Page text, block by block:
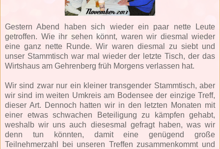
Gestern Abend haben sich wieder ein paar nette Leute
getroffen. Wie ihr sehen könnt, waren wir diesmal wieder
eine ganz nette Runde. Wir waren diesmal zu siebt und
unser Stammtisch war mal wieder der letzte Tisch, der das
Wirtshaus am Gehrenberg früh Morgens verlassen hat.
Wir sind zwar nur ein kleiner transgender Stammtisch, aber
wir sind im weiten Umkreis am Bodensee der einzige Treff,
dieser Art. Dennoch hatten wir in den letzten Monaten mit
einer etwas schwachen Beteiligung zu kämpfen gehabt,
weshalb wir uns auch diesesmal gefragt haben, was wir
denn tun könnten, damit eine genügend große
Teilnehmerzahl bei unseren Treffen zusammenkommt und